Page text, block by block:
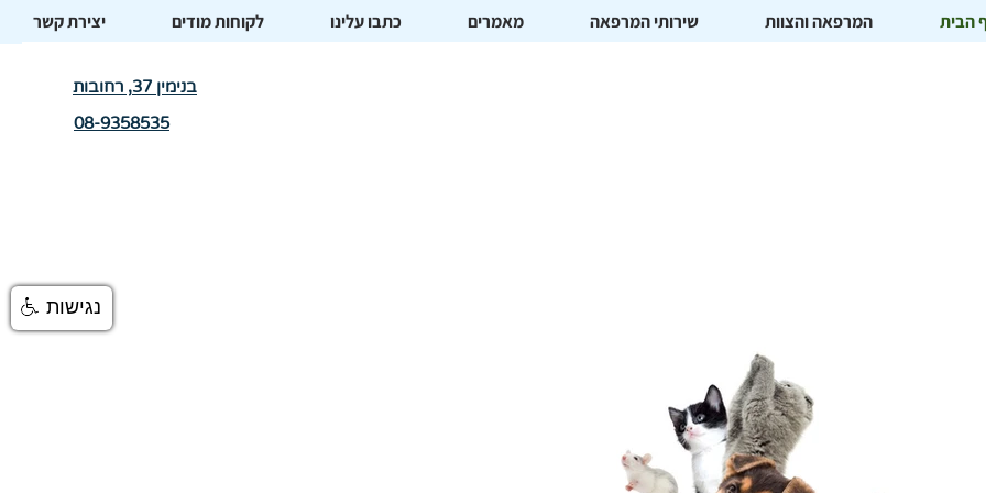
הבית המרפאה והצוות שירותי המרפאה מאמרים כתבו עלינו לקוחות מודים יצירת קשר
בנימין 37, רחובות
08-9358535
נגישות